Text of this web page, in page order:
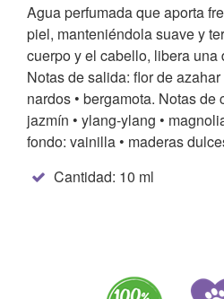
Agua perfumada que aporta
piel, manteniéndola suave y
cuerpo y el cabello, libera una
Notas de salida: flor de azahar
nardos • bergamota. Notas de
jazmín • ylang-ylang •
fondo: vainilla • maderas
Cantidad: 10 ml